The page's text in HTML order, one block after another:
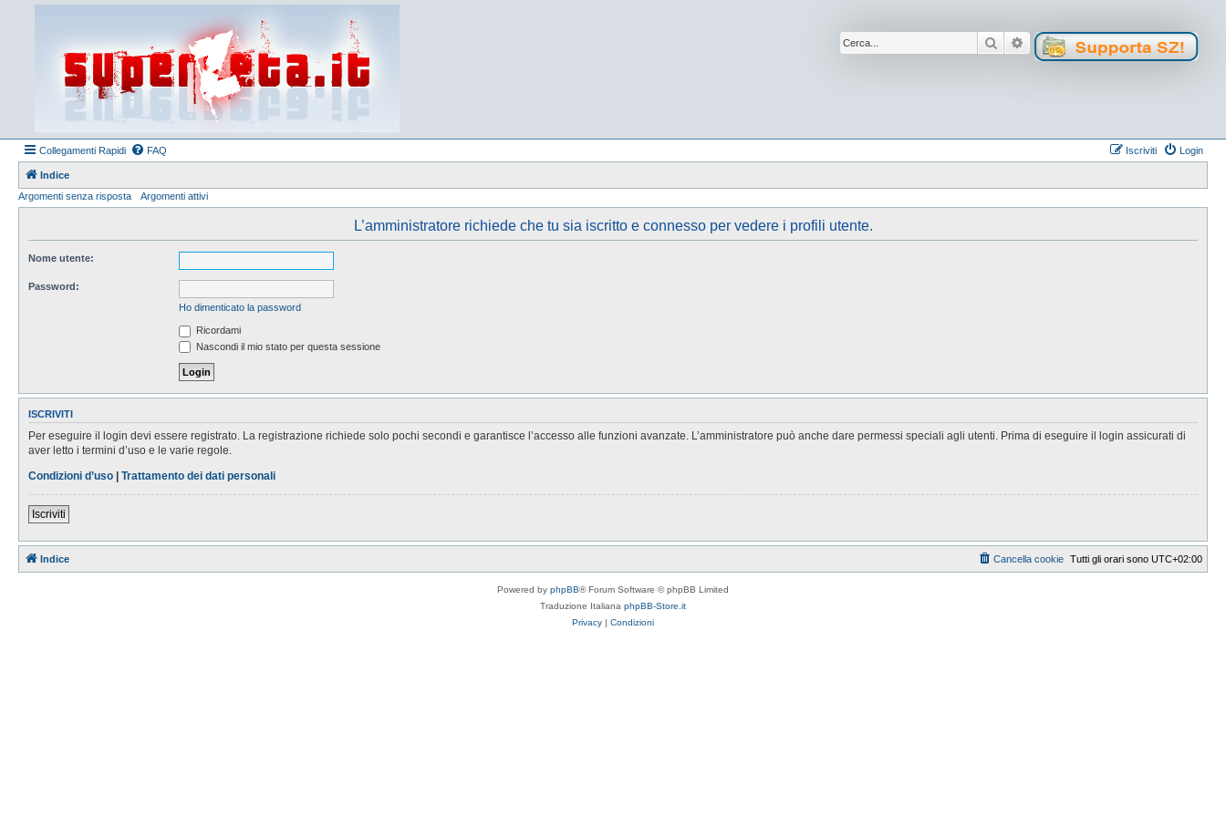
Cerca Ricerca avanzata
Collegamenti Rapidi FAQ Login
Iscriviti
Indice
Argomenti senza risposta
Argomenti attivi
L’amministratore richiede che tu sia iscritto e connesso per vedere i profili utente.
Nome utente:
Password:
Ho dimenticato la password
Ricordami
Nascondi il mio stato per questa sessione
ISCRIVITI
Per eseguire il login devi essere registrato. La registrazione richiede solo pochi secondi e garantisce l’accesso alle funzioni avanzate. L’amministratore può anche dare permessi speciali agli utenti. Prima di eseguire il login assicurati di
aver letto i termini d’uso e le varie regole.
Condizioni d’uso | Trattamento dei dati personali
Iscriviti
Indice Tutti gli orari sono UTC+02:00
Cancella cookie
Powered by phpBB® Forum Software © phpBB Limited
Traduzione Italiana phpBB-Store.it
Privacy | Condizioni